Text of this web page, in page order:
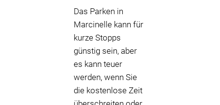
Das Parken in
Marcinelle kann für
kurze Stopps
günstig sein, aber
es kann teuer
werden, wenn Sie
die kostenlose Zeit